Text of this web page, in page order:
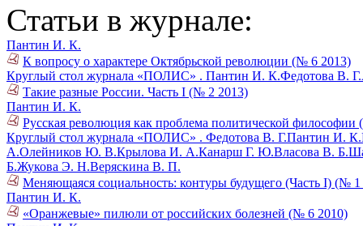
Статьи в журнале:
Пантин И. К.
К вопросу о характере Октябрьской революции (№ 6 2013)
Круглый стол журнала «ПОЛИС» . Пантин И. К.Федотова В. Г.
Такие разные России. Часть I (№ 2 2013)
Пантин И. К.
Русская революция как проблема политической философии
Круглый стол журнала «ПОЛИС» . Федотова В. Г.Пантин И. К.
А.Олейников Ю. В.Крылова И. А.Канарш Г. Ю.Власова В. Б.
Б.Жукова Э. Н.Веряскина В. П.
Меняющаяся социальность: контуры будущего (Часть I) (№ 1
Пантин И. К.
«Оранжевые» пилюли от российских болезней (№ 6 2010)